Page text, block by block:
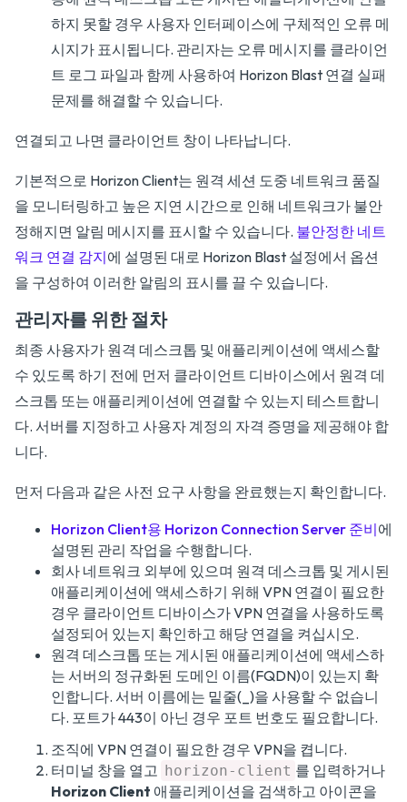
하지 못할 경우 사용자 인터페이스에 구체적인 오류 메
시지가 표시됩니다. 관리자는 오류 메시지를 클라이언
트 로그 파일과 함께 사용하여 Horizon Blast 연결 실패
문제를 해결할 수 있습니다.
연결되고 나면 클라이언트 창이 나타납니다.
기본적으로 Horizon Client는 원격 세션 도중 네트워크 품질
을 모니터링하고 높은 지연 시간으로 인해 네트워크가 불안
정해지면 알림 메시지를 표시할 수 있습니다. 불안정한 네트
워크 연결 감지에 설명된 대로 Horizon Blast 설정에서 옵션
을 구성하여 이러한 알림의 표시를 끌 수 있습니다.
관리자를 위한 절차
최종 사용자가 원격 데스크톱 및 애플리케이션에 액세스할
수 있도록 하기 전에 먼저 클라이언트 디바이스에서 원격 데
스크톱 또는 애플리케이션에 연결할 수 있는지 테스트합니
다. 서버를 지정하고 사용자 계정의 자격 증명을 제공해야 합
니다.
먼저 다음과 같은 사전 요구 사항을 완료했는지 확인합니다.
Horizon Client용 Horizon Connection Server 준비에
설명된 관리 작업을 수행합니다.
회사 네트워크 외부에 있으며 원격 데스크톱 및 게시된
애플리케이션에 액세스하기 위해 VPN 연결이 필요한
경우 클라이언트 디바이스가 VPN 연결을 사용하도록
설정되어 있는지 확인하고 해당 연결을 켜십시오.
원격 데스크톱 또는 게시된 애플리케이션에 액세스하
는 서버의 정규화된 도메인 이름(FQDN)이 있는지 확
인합니다. 서버 이름에는 밑줄(_)을 사용할 수 없습니
다. 포트가 443이 아닌 경우 포트 번호도 필요합니다.
조직에 VPN 연결이 필요한 경우 VPN을 켭니다.
터미널 창을 열고 horizon-client 를 입력하거나
Horizon Client 애플리케이션을 검색하고 아이콘을